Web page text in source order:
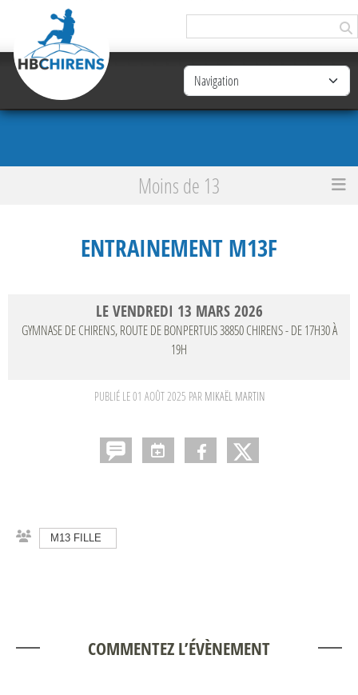
Moins de 13
Entrainement M13F
ENTRAINEMENT M13F
LEVENDREDI 13 MARS 2026
GYMNASE DE CHIRENS, ROUTE DE BONPERTUIS38850 CHIRENS- DE 17H30 À
19H
PUBLIÉ LE01 AOÛT 2025 PAR MIKAËL MARTIN
M13 FILLE
COMMENTEZ L’ÉVÈNEMENT
Panneau de gestion des cookies